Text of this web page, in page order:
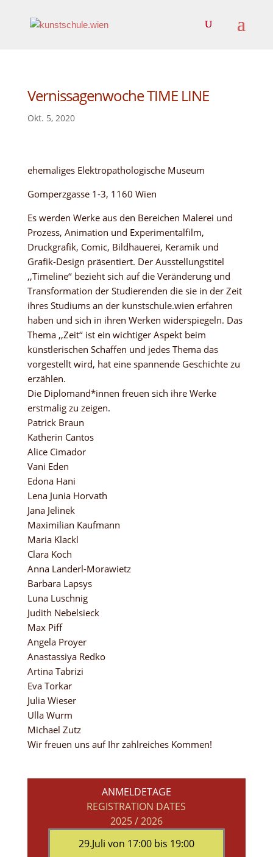
Vernissagenwoche TIME LINE
Okt. 5, 2020
ehemaliges Elektropathologische Museum
Gomperzgasse 1-3, 1160 Wien
Es werden Werke aus den Bereichen Malerei und
Prozess, Animation und Experimentalfilm,
Druckgrafik, Comic, Bildhauerei, Keramik und
Grafik-Design präsentiert. Der Ausstellungstitel
,,Timeline‘‘ bezieht sich auf die Veränderung und
Transformation der Studierenden die sie in der Zeit
ihres Studiums an der kunstschule.wien erfahren
haben und sich in ihren Werken widerspiegeln. Das
Thema ,,Zeit‘‘ ist ein wichtiger Aspekt beim
künstlerischen Schaffen und jedes Thema das
vorgestellt wird, hat eine spannende Geschichte zu
erzählen.
Die Diplomand*innen freuen sich ihre Werke
erstmalig zu zeigen.
Patrick Braun
Katherin Cantos
Alice Cimador
Vani Eden
Edona Hani
Lena Junia Horvath
Jana Jelinek
Maximilian Kaufmann
Maria Klackl
Clara Koch
Anna Landerl-Morawietz
Barbara Lapsys
Luna Luschnig
Judith Nebelsieck
Max Piff
Angela Proyer
Anastassiya Redko
Artina Tabrizi
Eva Torkar
Julia Wieser
Ulla Wurm
Michael Zutz
Wir freuen uns auf Ihr zahlreiches Kommen!
ANMELDETAGE
REGISTRATION DATES
2025 / 2026
29.Juli von 17:00 bis 19:00